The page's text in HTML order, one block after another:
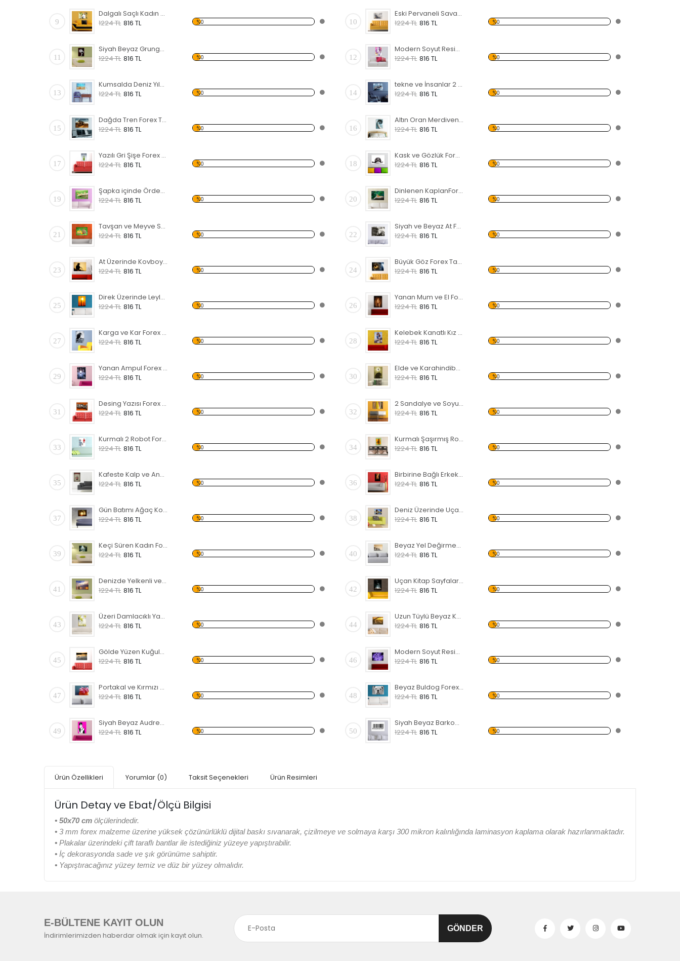
9
Dalgalı Saçlı Kadın Forex Tablo
1224 TL 816 TL %0 10
Eski Pervaneli Savaş Uçağı Forex Tablo
1224 TL 816 TL %0
11
Siyah Beyaz Grunge Forex Tablo
1224 TL 816 TL %0 12
Modern Soyut Resim 45 Forex Tablo
1224 TL 816 TL %0
13
Kumsalda Deniz Yıldızı Forex Tablo
1224 TL 816 TL %0 14
tekne ve İnsanlar 2 Forex Tablo
1224 TL 816 TL %0
15
Dağda Tren Forex Tablo
1224 TL 816 TL %0 16
Altın Oran Merdiven Forex Tablo
1224 TL 816 TL %0
17
Yazılı Gri Şişe Forex Tablo
1224 TL 816 TL %0 18
Kask ve Gözlük Forex Tablo
1224 TL 816 TL %0
19
Şapka içinde Ördek Yavruları Forex Tablo
1224 TL 816 TL %0 20
Dinlenen KaplanForex Tablo
1224 TL 816 TL %0
21
Tavşan ve Meyve Sepeti Forex Tablo
1224 TL 816 TL %0 22
Siyah ve Beyaz At Forex Tablo
1224 TL 816 TL %0
23
At Üzerinde Kovboy Forex Tablo
1224 TL 816 TL %0 24
Büyük Göz Forex Tablo
1224 TL 816 TL %0
25
Direk Üzerinde Leylek Forex Tablo
1224 TL 816 TL %0 26
Yanan Mum ve El Forex Tablo
1224 TL 816 TL %0
27
Karga ve Kar Forex Tablo
1224 TL 816 TL %0 28
Kelebek Kanatlı Kız Forex Tablo
1224 TL 816 TL %0
29
Yanan Ampul Forex Tablo
1224 TL 816 TL %0 30
Elde ve Karahindiba Forex Tablo
1224 TL 816 TL %0
31
Desing Yazısı Forex Tablo
1224 TL 816 TL %0 32
2 Sandalye ve Soyut Resim Forex Tablo
1224 TL 816 TL %0
33
Kurmalı 2 Robot Forex Tablo
1224 TL 816 TL %0 34
Kurmalı Şaşırmış Robot Forex Tablo
1224 TL 816 TL %0
35
Kafeste Kalp ve Anahtar Forex Tablo
1224 TL 816 TL %0 36
Birbirine Bağlı Erkek ve Kadın Eli Forex Tablo
1224 TL 816 TL %0
37
Gün Batımı Ağaç Koridor Forex Tablo
1224 TL 816 TL %0 38
Deniz Üzerinde Uçan Balonlar Forex Tablo
1224 TL 816 TL %0
39
Keçi Süren Kadın Forex Tablo
1224 TL 816 TL %0 40
Beyaz Yel Değirmenleri Forex Tablo
1224 TL 816 TL %0
41
Denizde Yelkenli ve Gün Batımı Forex Tablo
1224 TL 816 TL %0 42
Uçan Kitap Sayfaları Forex Tablo
1224 TL 816 TL %0
43
Üzeri Damlacıklı Yaprak Forex Tablo
1224 TL 816 TL %0 44
Uzun Tüylü Beyaz Köpek Forex Tablo
1224 TL 816 TL %0
45
Gölde Yüzen Kuğular Forex Tablo
1224 TL 816 TL %0 46
Modern Soyut Resim 3 Forex Tablo
1224 TL 816 TL %0
47
Portakal ve Kırmızı Süs Forex Tablo
1224 TL 816 TL %0 48
Beyaz Buldog Forex Tablo
1224 TL 816 TL %0
49
Siyah Beyaz Audrey Hepburn Forex Tablo
1224 TL 816 TL %0 50
Siyah Beyaz Barkod Forex Tablo
1224 TL 816 TL %0
Ürün Özellikleri Yorumlar (0) Taksit Seçenekleri Ürün Resimleri
Ürün Detay ve Ebat/Ölçü Bilgisi
• 50x70 cm ölçülerindedir.
• 3 mm forex malzeme üzerine yüksek çözünürlüklü dijital baskı sıvanarak, çizilmeye ve solmaya karşı 300 mikron kalınlığında laminasyon kaplama olarak hazırlanmaktadır.
• Plakalar üzerindeki çift taraflı bantlar ile istediğiniz yüzeye yapıştırabilir.
• İç dekorasyonda sade ve şık görünüme sahiptir.
• Yapıştıracağınız yüzey temiz ve düz bir yüzey olmalıdır.
E-BÜLTENE KAYIT OLUN
İndirimlerimizden haberdar olmak için kayıt olun.